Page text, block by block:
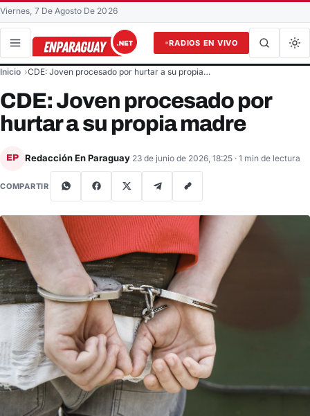
Viernes, 7 De Agosto De 2026
RADIOS EN VIVO
Buscar en el sitio
Inicio CDE: Joven procesado por hurtar a su propia…
CDE: Joven procesado por
hurtar a su propia madre
EP Redacción En Paraguay 23 de junio de 2026, 18:25 · 1 min de lectura
COMPARTIR